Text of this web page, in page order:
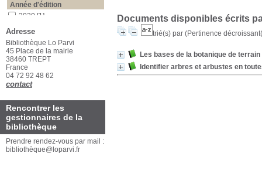
Documents disponibles écrits
trié(s) par (Pertinence
Les bases de la botanique de terrain
Identifier arbres et arbustes en
Année d'édition
2020 [1]
Auteurs
Lüder[2]
Adresse
Bibliothèque Lo Parvi
45 Place de la mairie
38460 TREPT
France
04 72 92 48 62
contact
Rencontrer les
gestionnaires de la
bibliothèque
Prendre rendez-vous par mail :
bibliothèque@loparvi.fr